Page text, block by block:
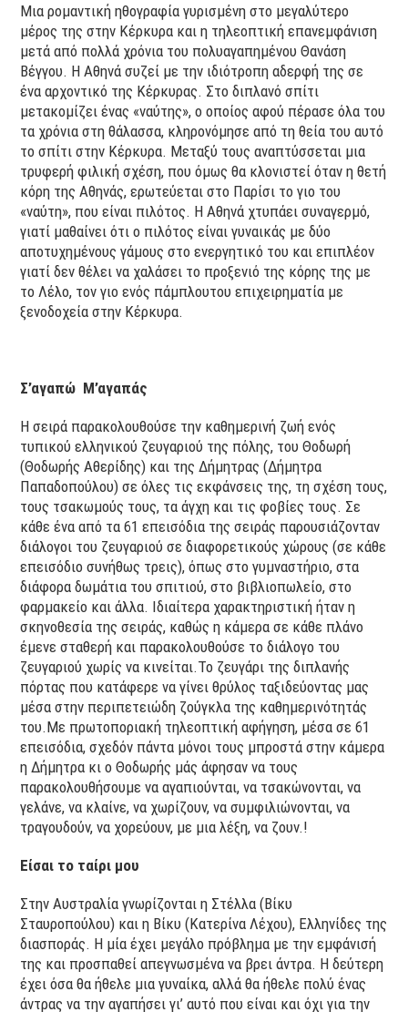
Μια ρομαντική ηθογραφία γυρισμένη στο μεγαλύτερο
μέρος της στην Κέρκυρα και η τηλεοπτική επανεμφάνιση
μετά από πολλά χρόνια του πολυαγαπημένου Θανάση
Βέγγου. Η Αθηνά συζεί με την ιδιότροπη αδερφή της σε
ένα αρχοντικό της Κέρκυρας. Στο διπλανό σπίτι
μετακομίζει ένας «ναύτης», ο οποίος αφού πέρασε όλα του
τα χρόνια στη θάλασσα, κληρονόμησε από τη θεία του αυτό
το σπίτι στην Κέρκυρα. Μεταξύ τους αναπτύσσεται μια
τρυφερή φιλική σχέση, που όμως θα κλονιστεί όταν η θετή
κόρη της Αθηνάς, ερωτεύεται στο Παρίσι το γιο του
«ναύτη», που είναι πιλότος. Η Αθηνά χτυπάει συναγερμό,
γιατί μαθαίνει ότι ο πιλότος είναι γυναικάς με δύο
αποτυχημένους γάμους στο ενεργητικό του και επιπλέον
γιατί δεν θέλει να χαλάσει το προξενιό της κόρης της με
το Λέλο, τον γιο ενός πάμπλουτου επιχειρηματία με
ξενοδοχεία στην Κέρκυρα.
Σ’αγαπώ Μ’αγαπάς
Η σειρά παρακολουθούσε την καθημερινή ζωή ενός
τυπικού ελληνικού ζευγαριού της πόλης, του Θοδωρή
(Θοδωρής Αθερίδης) και της Δήμητρας (Δήμητρα
Παπαδοπούλου) σε όλες τις εκφάνσεις της, τη σχέση τους,
τους τσακωμούς τους, τα άγχη και τις φοβίες τους. Σε
κάθε ένα από τα 61 επεισόδια της σειράς παρουσιάζονταν
διάλογοι του ζευγαριού σε διαφορετικούς χώρους (σε κάθε
επεισόδιο συνήθως τρεις), όπως στο γυμναστήριο, στα
διάφορα δωμάτια του σπιτιού, στο βιβλιοπωλείο, στο
φαρμακείο και άλλα. Ιδιαίτερα χαρακτηριστική ήταν η
σκηνοθεσία της σειράς, καθώς η κάμερα σε κάθε πλάνο
έμενε σταθερή και παρακολουθούσε το διάλογο του
ζευγαριού χωρίς να κινείται.Το ζευγάρι της διπλανής
πόρτας που κατάφερε να γίνει θρύλος ταξιδεύοντας μας
μέσα στην περιπετειώδη ζούγκλα της καθημερινότητάς
του.Με πρωτοποριακή τηλεοπτική αφήγηση, μέσα σε 61
επεισόδια, σχεδόν πάντα μόνοι τους μπροστά στην κάμερα
η Δήμητρα κι ο Θοδωρής μάς άφησαν να τους
παρακολουθήσουμε να αγαπιούνται, να τσακώνονται, να
γελάνε, να κλαίνε, να χωρίζουν, να συμφιλιώνονται, να
τραγουδούν, να χορεύουν, με μια λέξη, να ζουν.!
Είσαι το ταίρι μου
Στην Αυστραλία γνωρίζονται η Στέλλα (Βίκυ
Σταυροπούλου) και η Βίκυ (Κατερίνα Λέχου), Ελληνίδες της
διασποράς. Η μία έχει μεγάλο πρόβλημα με την εμφάνισή
της και προσπαθεί απεγνωσμένα να βρει άντρα. Η δεύτερη
έχει όσα θα ήθελε μια γυναίκα, αλλά θα ήθελε πολύ ένας
άντρας να την αγαπήσει γι’ αυτό που είναι και όχι για την